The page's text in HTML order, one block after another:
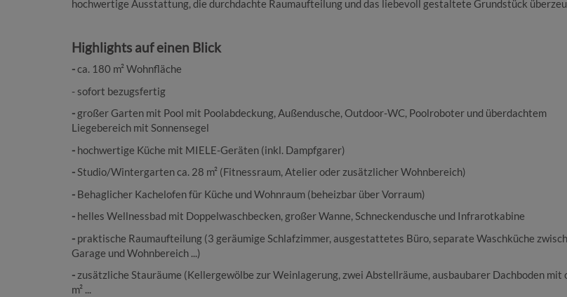
hochwertige Ausstattung, die durchdachte Raumaufteilung und das liebevoll gestaltete Grundstück
Highlights auf einen Blick
-ca. 180 m² Wohnfläche
- sofort bezugsfertig
- großer Garten mit Pool mit Poolabdeckung, Außendusche, Outdoor-WC, Poolroboter und überdachtem
Liegebereich mit Sonnensegel
- hochwertige Küche mit MIELE-Geräten (inkl. Dampfgarer)
-Studio/Wintergarten ca. 28 m² (Fitnessraum, Atelier oder zusätzlicher Wohnbereich)
- Behaglicher Kachelofen für Küche und Wohnraum (beheizbar über Vorraum)
- helles Wellnessbad mit Doppelwaschbecken, großer Wanne, Schneckendusche und Infrarotkabine
- praktische Raumaufteilung (3 geräumige Schlafzimmer, ausgestattetes Büro, separate Waschküche
Garage und Wohnbereich ...)
- zusätzliche Stauräume (Kellergewölbe zur Weinlagerung, zwei Abstellräume, ausbaubarer Dachboden mit
m² ...